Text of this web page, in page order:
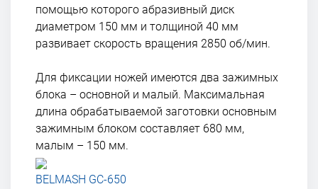
помощью которого абразивный диск
диаметром 150 мм и толщиной 40 мм
развивает скорость вращения 2850 об/мин.
Для фиксации ножей имеются два зажимных
блока – основной и малый. Максимальная
длина обрабатываемой заготовки основным
зажимным блоком составляет 680 мм,
малым – 150 мм.
BELMASH GC-650